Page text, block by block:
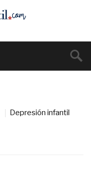
Depresión infantil